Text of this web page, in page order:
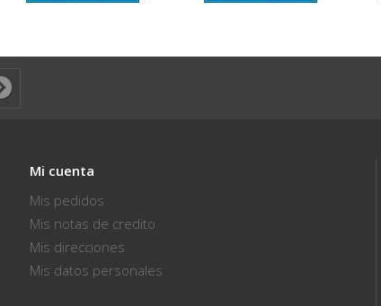
Mi cuenta
Mis pedidos
Mis notas de credito
Mis direcciones
Mis datos personales